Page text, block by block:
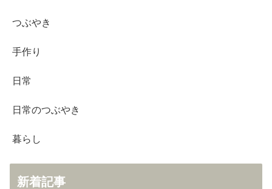
つぶやき
手作り
日常
日常のつぶやき
暮らし
新着記事